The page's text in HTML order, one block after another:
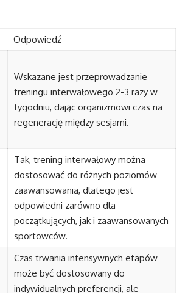
Odpowiedź
Wskazane jest przeprowadzanie
treningu interwałowego 2-3 razy w
tygodniu, dając organizmowi czas na
regenerację między sesjami.
Tak, trening interwałowy można
dostosować do różnych poziomów
zaawansowania, dlatego jest
odpowiedni zarówno dla
początkujących, jak i zaawansowanych
sportowców.
Czas trwania intensywnych etapów
może być dostosowany do
indywidualnych preferencji, ale